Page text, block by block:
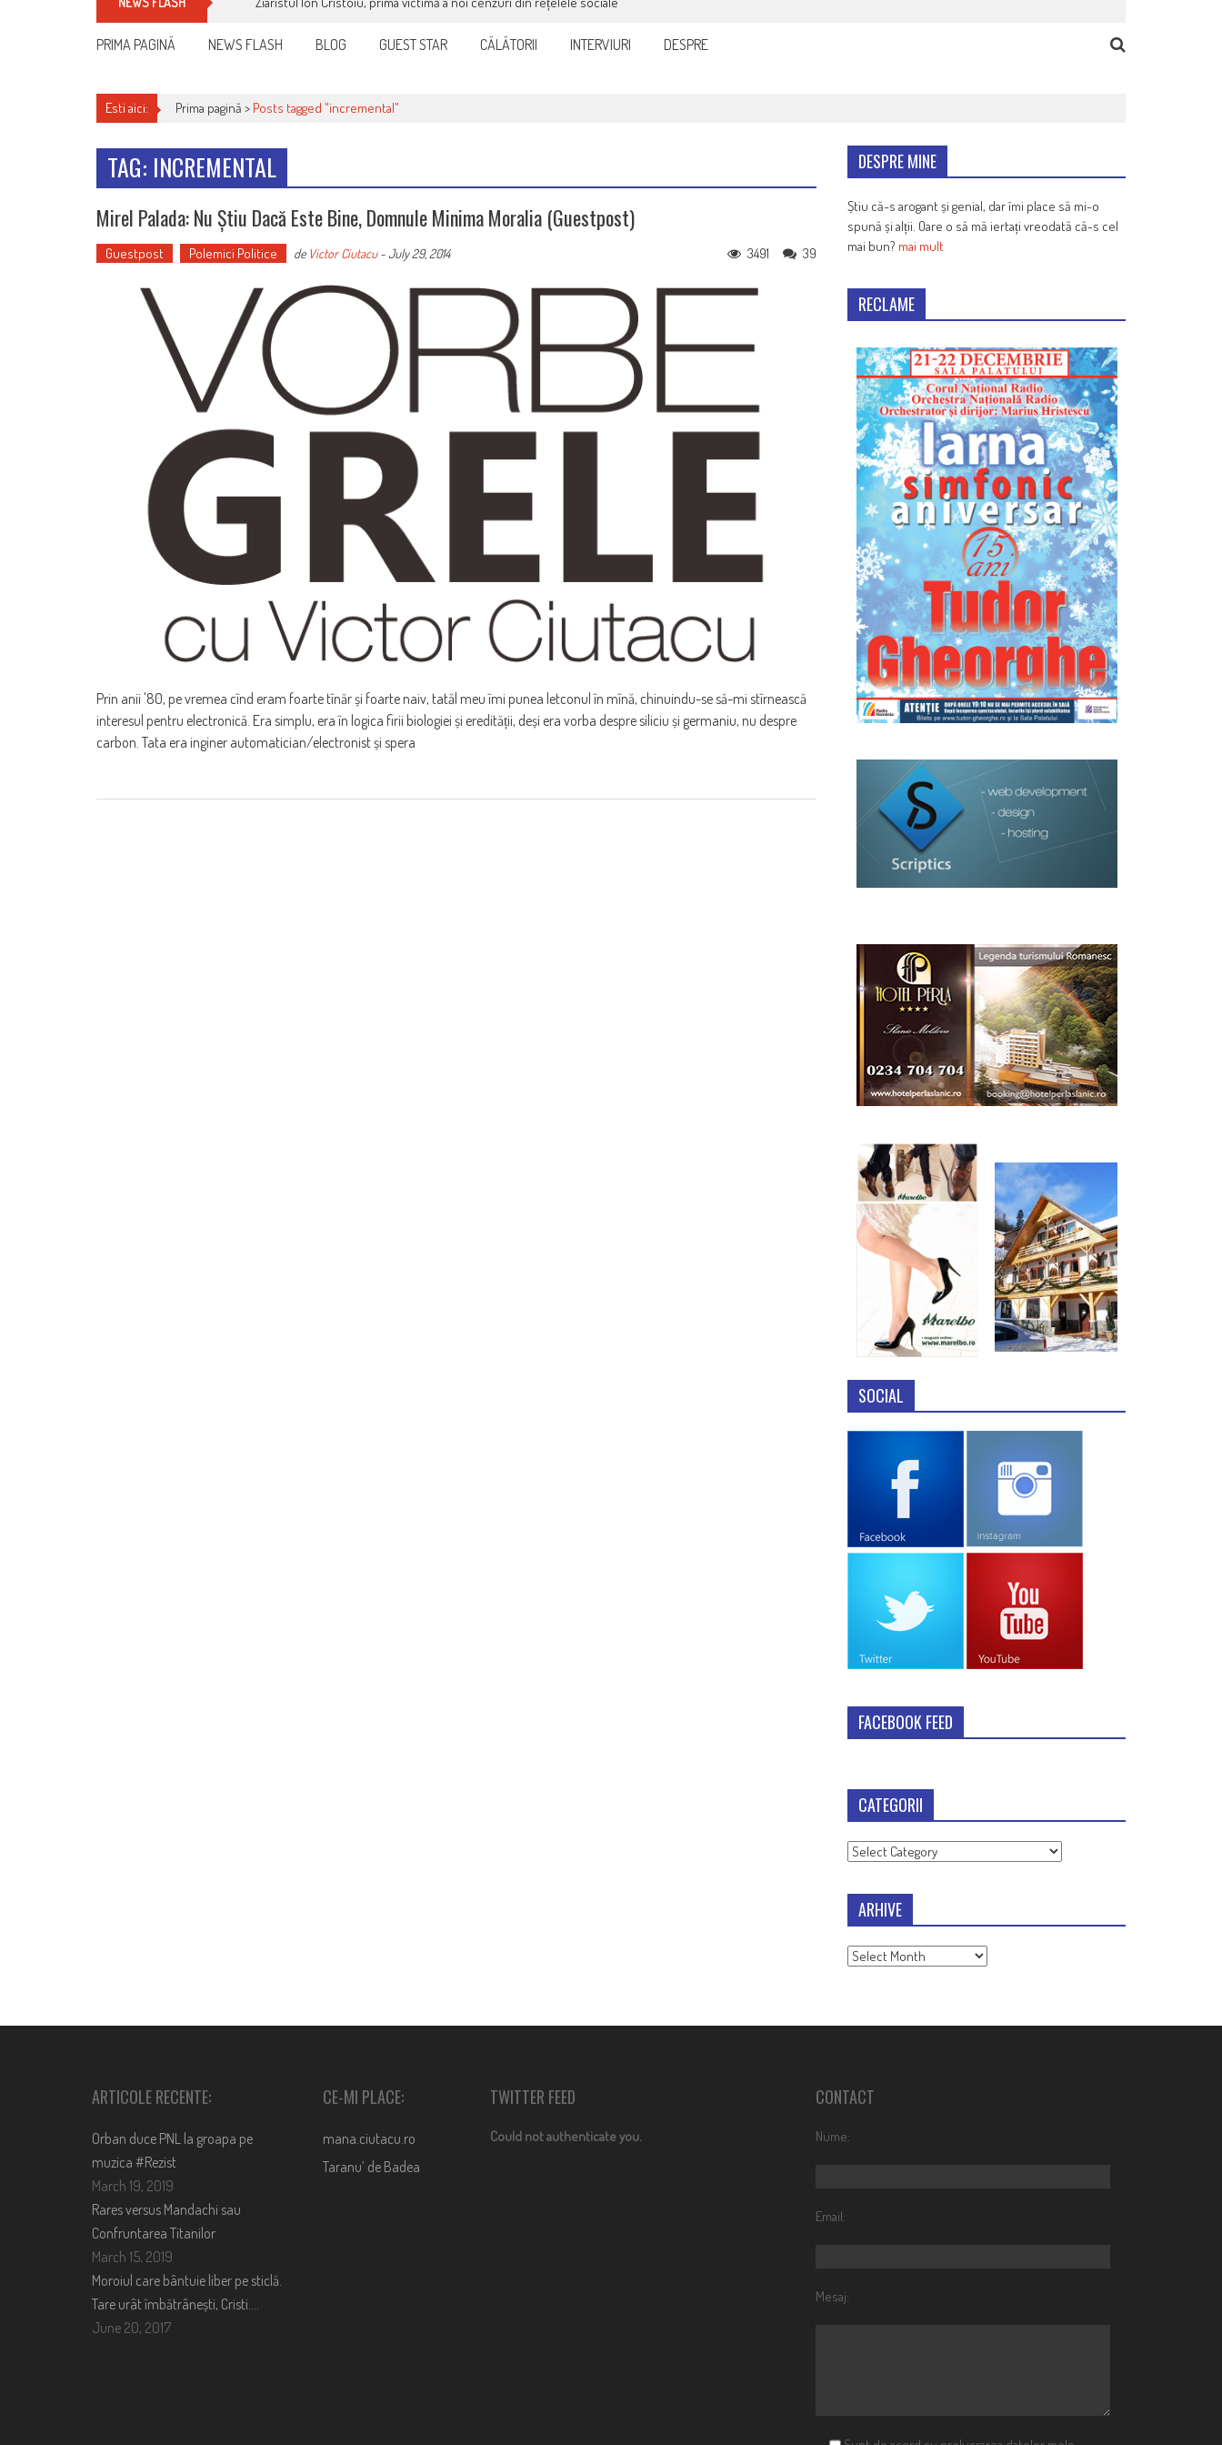
PRIMA PAGINĂ NEWS FLASH BLOG GUEST STAR CĂLĂTORII INTERVIURI DESPRE
Esti aici: Prima pagină > Posts tagged "incremental"
TAG: INCREMENTAL
Mirel Palada: Nu Știu Dacă Este Bine, Domnule Minima Moralia (guestpost)
Guestpost Polemici Politice de Victor Ciutacu-July 29, 2014 39
3491
Prin anii '80, pe vremea cînd eram foarte tînăr și foarte naiv, tatăl meu îmi punea letconul în mînă, chinuindu-se să-mi stîrnească
interesul pentru electronică. Era simplu, era în logica firii biologiei și eredității, deși era vorba despre siliciu și germaniu, nu despre
carbon. Tata era inginer automatician/electronist și spera
DESPRE MINE
Știu că-s arogant și genial, dar îmi place să mi-o
spună și alții. Oare o să mă iertați vreodată că-s cel
mai bun? mai mult
RECLAME
SOCIAL
FACEBOOK FEED
CATEGORII
Categorii
ARHIVE
Arhive
ARTICOLE RECENTE:
Orban duce PNL la groapa pe
muzica #Rezist
March 19, 2019
Rares versus Mandachi sau
Confruntarea Titanilor
March 15, 2019
Moroiul care bântuie liber pe sticlă.
Tare urât îmbătrânești, Cristi….
June 20, 2017
CE-MI PLACE:
mana.ciutacu.ro
Taranu’ de Badea
TWITTER FEED
Could not authenticate you.
CONTACT
Nume:
Email:
Mesaj: